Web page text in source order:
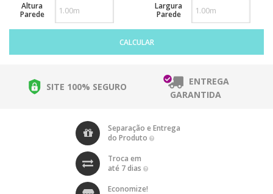
Altura
Parede
Largura
Parede
CALCULAR
SITE 100% SEGURO
ENTREGA
GARANTIDA
Separação e Entrega
do Produto
Troca em
até 7 dias
Economize!